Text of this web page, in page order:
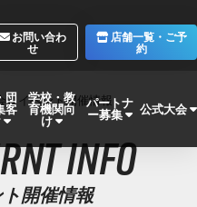
お問い合わ
せ
店舗一覧・ご予
約
団
客
学校・教
育機関向
け
パートナ
ー募集 公式大会
＆イベント開催情報
INFO
開催情報